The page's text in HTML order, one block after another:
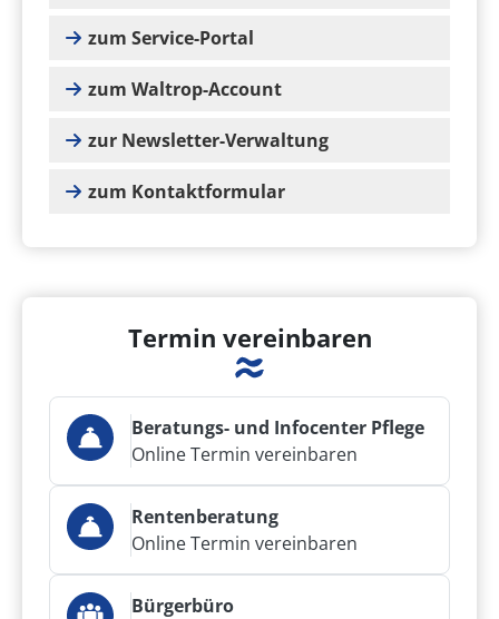
zum Service-Portal
zum Waltrop-Account
zur Newsletter-Verwaltung
zum Kontaktformular
Termin vereinbaren
Beratungs- und Infocenter Pflege
Online Termin vereinbaren
Rentenberatung
Online Termin vereinbaren
Bürgerbüro